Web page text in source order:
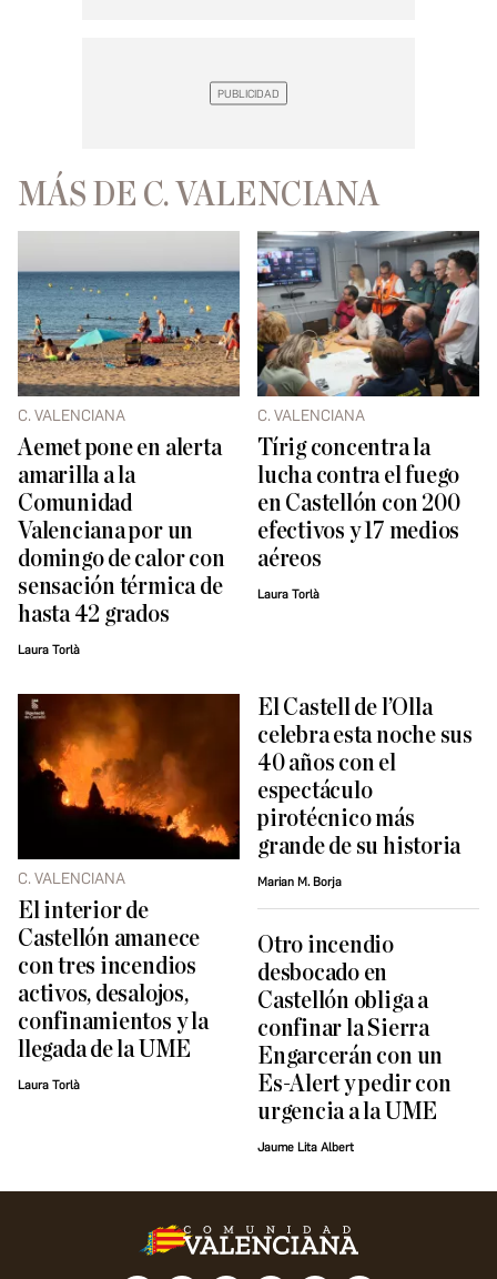
MÁS DE C. VALENCIANA
C. VALENCIANA
Aemet pone en alerta
amarilla a la
Comunidad
Valenciana por un
domingo de calor con
sensación térmica de
hasta 42 grados
Laura Torlà
C. VALENCIANA
Tírig concentra la
lucha contra el fuego
en Castellón con 200
efectivos y 17 medios
aéreos
Laura Torlà
C. VALENCIANA
El interior de
Castellón amanece
con tres incendios
activos, desalojos,
confinamientos y la
llegada de la UME
Laura Torlà
El Castell de l’Olla
celebra esta noche sus
40 años con el
espectáculo
pirotécnico más
grande de su historia
Marian M. Borja
Otro incendio
desbocado en
Castellón obliga a
confinar la Sierra
Engarcerán con un
Es-Alert y pedir con
urgencia a la UME
Jaume Lita Albert